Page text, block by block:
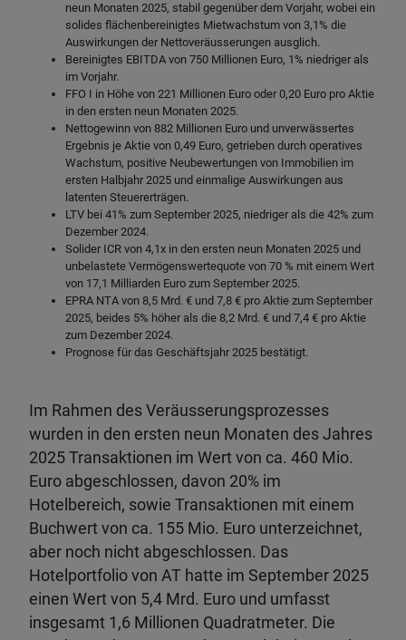
neun Monaten 2025, stabil gegenüber dem Vorjahr, wobei ein
solides flächenbereinigtes Mietwachstum von 3,1% die
Auswirkungen der Nettoveräusserungen ausglich.
Bereinigtes EBITDA von 750 Millionen Euro, 1% niedriger als
im Vorjahr.
FFO I in Höhe von 221 Millionen Euro oder 0,20 Euro pro Aktie
in den ersten neun Monaten 2025.
Nettogewinn von 882 Millionen Euro und unverwässertes
Ergebnis je Aktie von 0,49 Euro, getrieben durch operatives
Wachstum, positive Neubewertungen von Immobilien im
ersten Halbjahr 2025 und einmalige Auswirkungen aus
latenten Steuererträgen.
LTV bei 41% zum September 2025, niedriger als die 42% zum
Dezember 2024.
Solider ICR von 4,1x in den ersten neun Monaten 2025 und
unbelastete Vermögenswertequote von 70 % mit einem Wert
von 17,1 Milliarden Euro zum September 2025.
EPRA NTA von 8,5 Mrd. € und 7,8 € pro Aktie zum September
2025, beides 5% höher als die 8,2 Mrd. € und 7,4 € pro Aktie
zum Dezember 2024.
Prognose für das Geschäftsjahr 2025 bestätigt.
Im Rahmen des Veräusserungsprozesses
wurden in den ersten neun Monaten des Jahres
2025 Transaktionen im Wert von ca. 460 Mio.
Euro abgeschlossen, davon 20% im
Hotelbereich, sowie Transaktionen mit einem
Buchwert von ca. 155 Mio. Euro unterzeichnet,
aber noch nicht abgeschlossen. Das
Hotelportfolio von AT hatte im September 2025
einen Wert von 5,4 Mrd. Euro und umfasst
insgesamt 1,6 Millionen Quadratmeter. Die